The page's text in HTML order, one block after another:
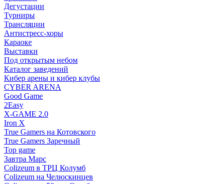
Дегустации
Турниры
Трансляции
Антистресс-хоры
Караоке
Выставки
Под открытым небом
Каталог заведений
Кибер арены и кибер клубы
CYBER ARENA
Good Game
2Easy
X-GAME 2.0
Iron X
True Gamers на Котовского
True Gamers Заречный
Top game
Завтра Марс
Colizeum в ТРЦ Колумб
Colizeum на Челюскинцев